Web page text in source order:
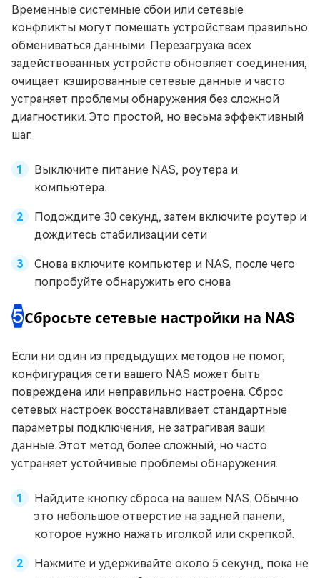
Временные системные сбои или сетевые
конфликты могут помешать устройствам правильно
обмениваться данными. Перезагрузка всех
задействованных устройств обновляет соединения,
очищает кэшированные сетевые данные и часто
устраняет проблемы обнаружения без сложной
диагностики. Это простой, но весьма эффективный
шаг.
Выключите питание NAS, роутера и
компьютера.
Подождите 30 секунд, затем включите роутер и
дождитесь стабилизации сети
Снова включите компьютер и NAS, после чего
попробуйте обнаружить его снова
5Сбросьте сетевые настройки на NAS
Если ни один из предыдущих методов не помог,
конфигурация сети вашего NAS может быть
повреждена или неправильно настроена. Сброс
сетевых настроек восстанавливает стандартные
параметры подключения, не затрагивая ваши
данные. Этот метод более сложный, но часто
устраняет устойчивые проблемы обнаружения.
Найдите кнопку сброса на вашем NAS. Обычно
это небольшое отверстие на задней панели,
которое нужно нажать иголкой или скрепкой.
Нажмите и удерживайте около 5 секунд, пока не